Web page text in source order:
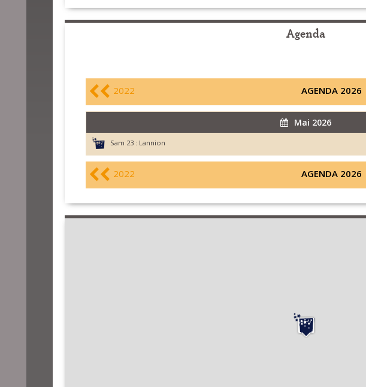
Agenda
2022 AGENDA 2026
Mai 2026
Sam 23 : Lannion
2022 AGENDA 2026